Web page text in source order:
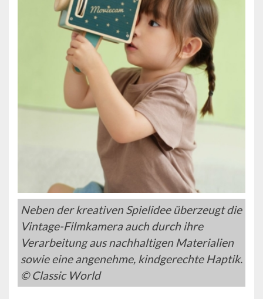
Neben der kreativen Spielidee überzeugt die
Vintage-Filmkamera auch durch ihre
Verarbeitung aus nachhaltigen Materialien
sowie eine angenehme, kindgerechte Haptik.
© Classic World